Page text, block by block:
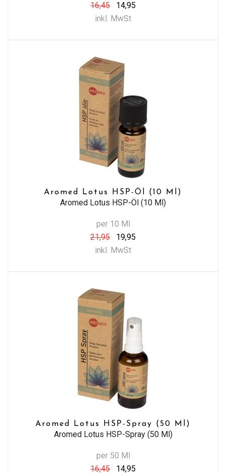
16,45
14,95
inkl. MwSt
Aromed Lotus HSP-Öl (10 Ml)
Aromed Lotus HSP-Öl (10 Ml)
per 10 Ml
21,95
19,95
inkl. MwSt
Aromed Lotus HSP-Spray (50 Ml)
Aromed Lotus HSP-Spray (50 Ml)
per 50 Ml
16,45
14,95